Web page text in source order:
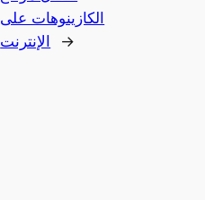
الكازينوهات على
الإنترنت
→